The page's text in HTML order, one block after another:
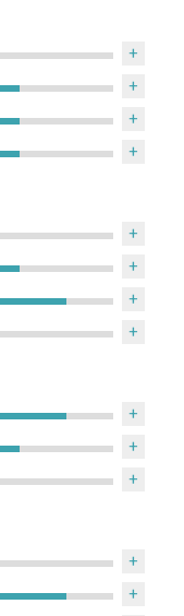
+
+
+
+
+
+
+
+
+
+
+
+
+